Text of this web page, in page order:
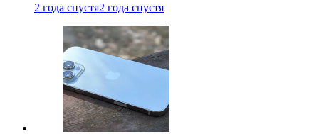
2 года спустя2 года спустя